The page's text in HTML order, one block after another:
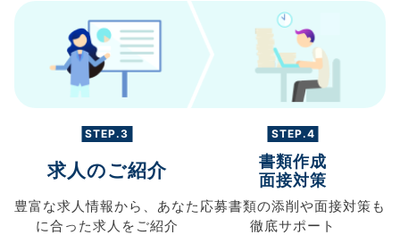
STEP.3
求人のご紹介
豊富な求人情報から、 あなた
に合った求人を ご紹介
STEP.4
書類作成
面接対策
応募書類の添削や面接対策も
徹底サポート